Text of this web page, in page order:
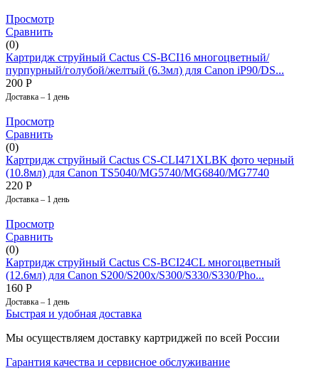
Просмотр
Сравнить
(0)
Картридж струйный Cactus CS-BCI16 многоцветный/
пурпурный/голубой/желтый (6.3мл) для Canon iP90/DS...
200 Р
Доставка – 1 день
Просмотр
Сравнить
(0)
Картридж струйный Cactus CS-CLI471XLBK фото черный
(10.8мл) для Canon TS5040/MG5740/MG6840/MG7740
220 Р
Доставка – 1 день
Просмотр
Сравнить
(0)
Картридж струйный Cactus CS-BCI24CL многоцветный
(12.6мл) для Canon S200/S200x/S300/S330/S330/Pho...
160 Р
Доставка – 1 день
Быстрая и удобная доставка
Мы осуществляем доставку картриджей по всей России
Гарантия качества и сервисное обслуживание